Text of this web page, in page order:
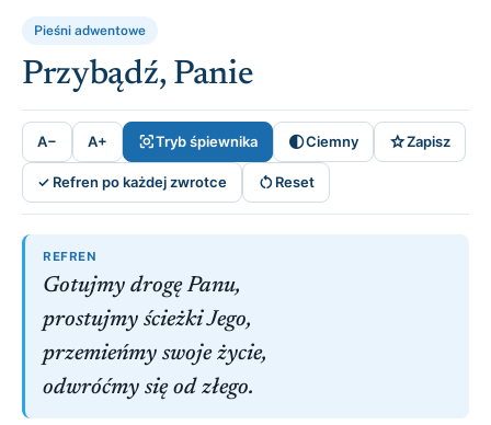
Pieśni adwentowe
Przybądź, Panie
A− A+ Tryb śpiewnika Ciemny Zapisz
✓ Refren po każdej zwrotce Reset
REFREN
Gotujmy drogę Panu,
prostujmy ścieżki Jego,
przemieńmy swoje życie,
odwróćmy się od złego.